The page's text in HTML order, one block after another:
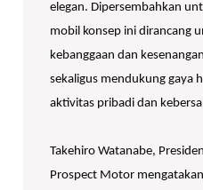
elegan. Dipersembahkan
mobil konsep ini dirancang
kebanggaan dan
sekaligus mendukung gaya
aktivitas pribadi dan
Takehiro Watanabe,
Prospect Motor